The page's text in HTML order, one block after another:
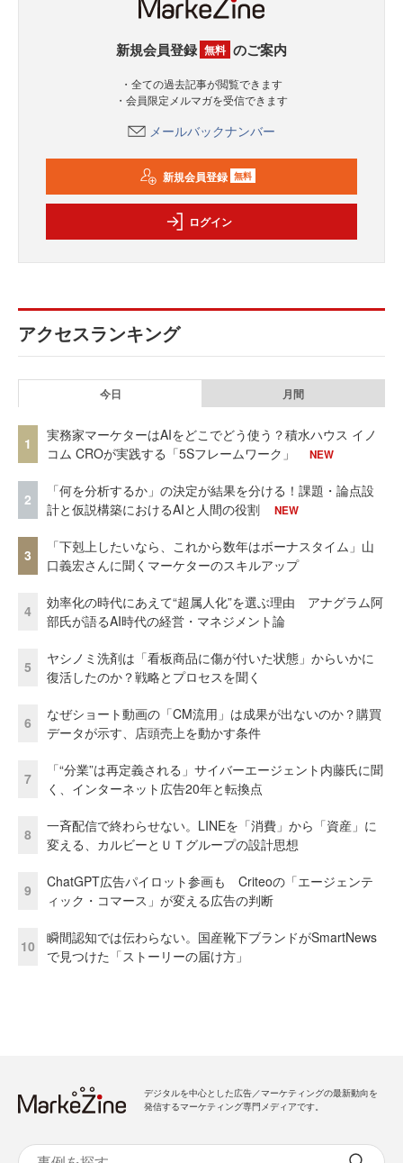
新規会員登録 無料 のご案内
・全ての過去記事が閲覧できます
・会員限定メルマガを受信できます
メールバックナンバー
新規会員登録 無料
ログイン
アクセスランキング
今日 月間
1
実務家マーケターはAIをどこでどう使う？積水ハウス イノ
コム CROが実践する「5Sフレームワーク」
NEW
2
「何を分析するか」の決定が結果を分ける！課題・論点設
計と仮説構築におけるAIと人間の役割
NEW
3
「下剋上したいなら、これから数年はボーナスタイム」山
口義宏さんに聞くマーケターのスキルアップ
4
効率化の時代にあえて“超属人化”を選ぶ理由 アナグラム阿
部氏が語るAI時代の経営・マネジメント論
5
ヤシノミ洗剤は「看板商品に傷が付いた状態」からいかに
復活したのか？戦略とプロセスを聞く
6
なぜショート動画の「CM流用」は成果が出ないのか？購買
データが示す、店頭売上を動かす条件
7
「“分業”は再定義される」サイバーエージェント内藤氏に聞
く、インターネット広告20年と転換点
8
一斉配信で終わらせない。LINEを「消費」から「資産」に
変える、カルビーとＵＴグループの設計思想
9
ChatGPT広告パイロット参画も Criteoの「エージェンテ
ィック・コマース」が変える広告の判断
10
瞬間認知では伝わらない。国産靴下ブランドがSmartNews
で見つけた「ストーリーの届け方」
デジタルを中心とした広告／マーケティングの最新動向を
発信するマーケティング専門メディアです。